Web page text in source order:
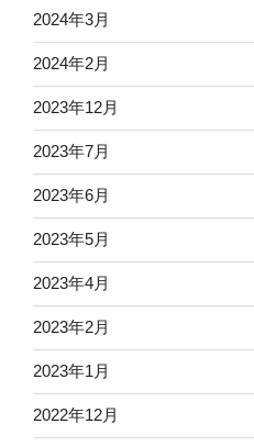
2024年3月
2024年2月
2023年12月
2023年7月
2023年6月
2023年5月
2023年4月
2023年2月
2023年1月
2022年12月